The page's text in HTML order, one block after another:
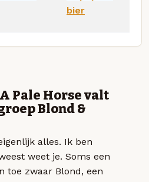
bier
Pale Horse valt
Blond &
alles. Ik ben
weet je. Soms een
toe zwaar Blond, een